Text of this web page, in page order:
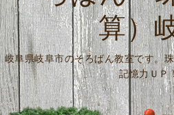
算）
岐阜県岐阜市のそろばん教室です
記憶力ＵＰ！